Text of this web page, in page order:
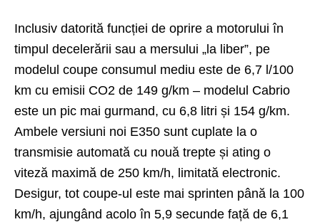
Inclusiv datorită funcției de oprire a motorului în
timpul decelerării sau a mersului „la liber”, pe
modelul coupe consumul mediu este de 6,7 l/100
km cu emisii CO2 de 149 g/km – modelul Cabrio
este un pic mai gurmand, cu 6,8 litri și 154 g/km.
Ambele versiuni noi E350 sunt cuplate la o
transmisie automată cu nouă trepte și ating o
viteză maximă de 250 km/h, limitată electronic.
Desigur, tot coupe-ul este mai sprinten până la 100
km/h, ajungând acolo în 5,9 secunde față de 6,1